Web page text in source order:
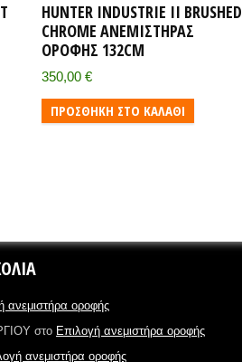
HUNTER INDUSTRIE II BRUSHED
CHROME ΑΝΕΜΙΣΤΉΡΑΣ
ΟΡΟΦΉΣ 132CM
350,00 €
ΠΡΟΣΘΉΚΗ ΣΤΟ ΚΑΛΆΘΙ
ανεμιστήρα οροφής
στο Επιλογή ανεμιστήρα οροφής
ανεμιστήρα οροφής